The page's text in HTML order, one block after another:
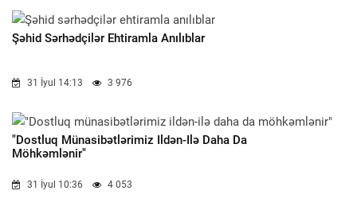
Şəhid Sərhədçilər Ehtiramla Anılıblar
31 İyul 14:13 3 976
"Dostluq Münasibətlərimiz Ildən-Ilə Daha Da
Möhkəmlənir"
31 İyul 10:36 4 053